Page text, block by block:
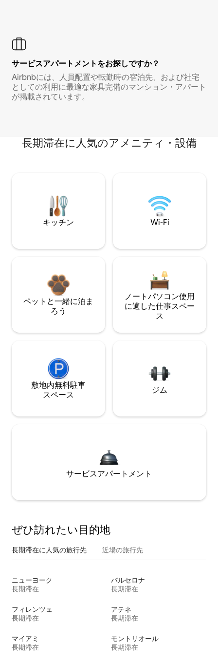
サービスアパートメントをお探しですか？
Airbnbには、人員配置や転勤時の宿泊先、および社宅
としての利用に最適な家具完備のマンション・アパート
が掲載されています。
長期滞在に人気のアメニティ・設備
キッチン Wi-Fi
ペットと一緒に泊ま
ろう
ノートパソコン使用
に適した仕事スペー
ス
敷地内無料駐⁠車
ス⁠ペ⁠ー⁠ス
ジム
サービスアパートメント
ぜひ訪⁠れ⁠た⁠い目⁠的⁠地
長期滞在に人気の旅行先 近場の旅行先
ニューヨーク
長期滞在
バルセロナ
長期滞在
フィレンツェ
長期滞在
アテネ
長期滞在
マイアミ
長期滞在
モントリオール
長期滞在